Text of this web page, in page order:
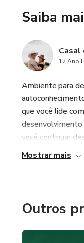
Saiba
Casal
12 Ano
Ambiente para
que você lide
desenvolvimento
você continuar
Mostrar mais
Outros